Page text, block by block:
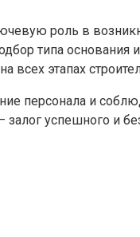
роль в
типа
всех этапах
персонала и
успешного и